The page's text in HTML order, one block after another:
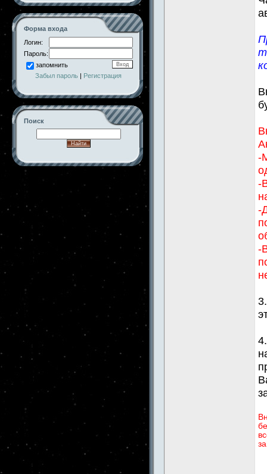
Форма входа
Логин:
Пароль:
запомнить
Забыл пароль | Регистрация
Поиск
-
-
-
-